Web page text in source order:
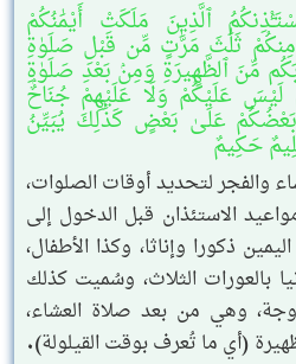
ٱلَّذِينَ مَلَكَتْ أَيْمَٰنُكُمْ
مِنكُمْ ثَلَٰثَ مَرَّٰتٍ مِّن قَبْلِ صَلَوٰةِ
مِّنَ ٱلظَّهِيرَةِ وَمِنۢ بَعْدِ صَلَوٰةِ
عَلَيْكُمْ وَلَا عَلَيْهِمْ جُنَاحٌۢ
عَلَىٰ بَعْضٍ كَذَٰلِكَ يُبَيِّنُ
حَكِيمٌ
والفجر لتحديد أوقات الصلوات،
الاستئذان قبل الدخول إلى
ذكورا وإناثا، وكذا الأطفال،
بالعورات الثلاث، وسُميت كذلك
وهي من بعد صلاة العشاء،
(أي ما تُعرف بوقت القيلولة).